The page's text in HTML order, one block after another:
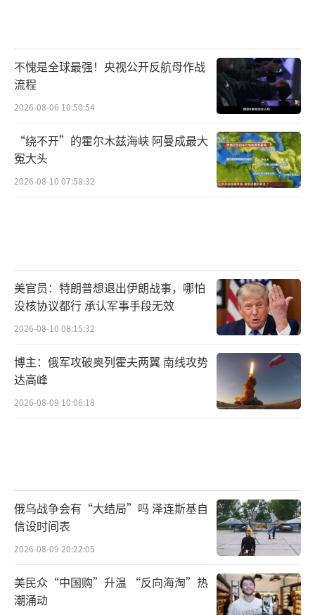
不愧是全球最强！央视公开反航母作战
流程
2026-08-06 10:50:54
“绕不开”的霍尔木兹海峡 阿曼成最大
冤大头
2026-08-10 07:58:32
美官员：特朗普想退出伊朗战事，哪怕
没核协议都行 承认军事手段无效
2026-08-10 08:15:32
博主：俄军攻破奥列霍夫两翼 南线攻势
达高峰
2026-08-09 10:06:18
俄乌战争会有“大结局”吗 泽连斯基自
信设时间表
2026-08-09 20:22:05
美民众“中国购”升温 “反向海淘”热
潮涌动